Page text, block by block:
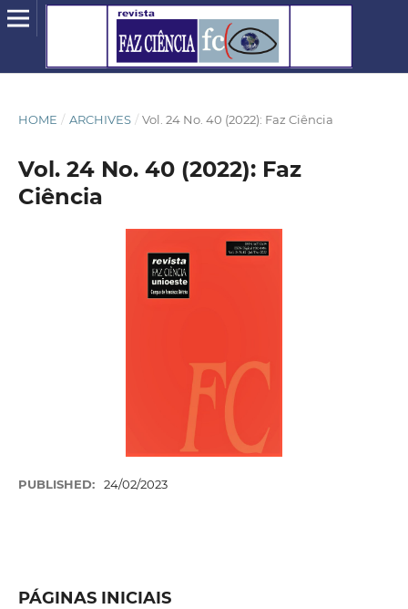
HOME / ARCHIVES / Vol. 24 No. 40 (2022): Faz Ciência
Vol. 24 No. 40 (2022): Faz
Ciência
PUBLISHED: 24/02/2023
PÁGINAS INICIAIS